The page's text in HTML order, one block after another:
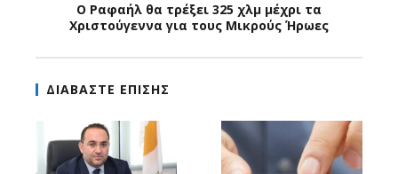
Ο Ραφαήλ θα τρέξει 325 χλμ μέχρι τα
Χριστούγεννα για τους Μικρούς Ήρωες
ΔΙΑΒΑΣΤΕ ΕΠΙΣΗΣ